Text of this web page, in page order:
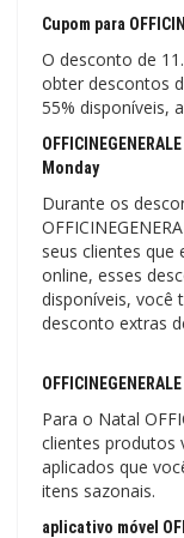
Cupom para
O desconto de
obter descontos
55% disponíveis,
Monday
Durante os
seus clientes que
online, esses
disponíveis, você
desconto extras
Para o Natal
clientes produtos
aplicados que
itens sazonais.
aplicativo móvel